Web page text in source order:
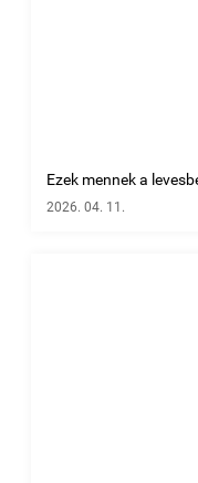
Ezek mennek a
2026. 04. 11.